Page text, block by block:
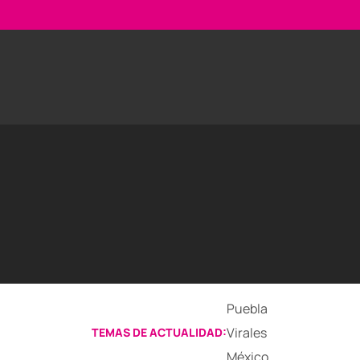
TEMAS DE ACTUALIDAD:
Puebla
Virales
México